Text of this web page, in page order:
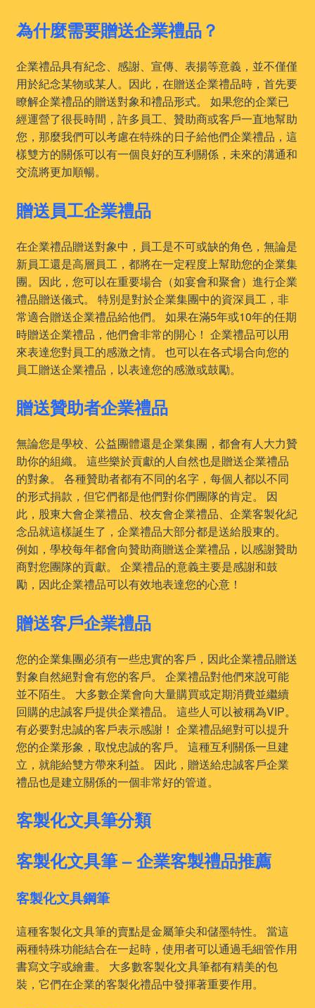
為什麼需要贈送企業禮品？
企業禮品具有紀念、感謝、宣傳、表揚等意義，並不僅僅
用於紀念某物或某人。因此，在贈送企業禮品時，首先要
瞭解企業禮品的贈送對象和禮品形式。 如果您的企業已
經運營了很長時間，許多員工、贊助商或客戶一直地幫助
您，那麼我們可以考慮在特殊的日子給他們企業禮品，這
樣雙方的關係可以有一個良好的互利關係，未來的溝通和
交流將更加順暢。
贈送員工企業禮品
在企業禮品贈送對象中，員工是不可或缺的角色，無論是
新員工還是高層員工，都將在一定程度上幫助您的企業集
團。因此，您可以在重要場合（如宴會和聚會）進行企業
禮品贈送儀式。 特別是對於企業集團中的資深員工，非
常適合贈送企業禮品給他們。 如果在滿5年或10年的任期
時贈送企業禮品，他們會非常的開心！ 企業禮品可以用
來表達您對員工的感激之情。 也可以在各式場合向您的
員工贈送企業禮品，以表達您的感激或鼓勵。
贈送贊助者企業禮品
無論您是學校、公益團體還是企業集團，都會有人大力贊
助你的組織。 這些樂於貢獻的人自然也是贈送企業禮品
的對象。 各種贊助者都有不同的名字，每個人都以不同
的形式捐款，但它們都是他們對你們團隊的肯定。 因
此，股東大會企業禮品、校友會企業禮品、企業客製化紀
念品就這樣誕生了，企業禮品大部分都是送給股東的。
例如，學校每年都會向贊助商贈送企業禮品，以感謝贊助
商對您團隊的貢獻。 企業禮品的意義主要是感謝和鼓
勵，因此企業禮品可以有效地表達您的心意！
贈送客戶企業禮品
您的企業集團必須有一些忠實的客戶，因此企業禮品贈送
對象自然絕對會有您的客戶。 企業禮品對他們來說可能
並不陌生。 大多數企業會向大量購買或定期消費並繼續
回購的忠誠客戶提供企業禮品。 這些人可以被稱為VIP。
有必要對忠誠的客戶表示感謝！ 企業禮品絕對可以提升
您的企業形象，取悅忠誠的客戶。 這種互利關係一旦建
立，就能給雙方帶來利益。 因此，贈送給忠誠客戶企業
禮品也是建立關係的一個非常好的管道。
客製化文具筆分類
客製化文具筆 – 企業客製禮品推薦
客製化文具鋼筆
這種客製化文具筆的賣點是金屬筆尖和儲墨特性。 當這
兩種特殊功能結合在一起時，使用者可以通過毛細管作用
書寫文字或繪畫。 大多數客製化文具筆都有精美的包
裝，它們在企業的客製化禮品中發揮著重要作用。